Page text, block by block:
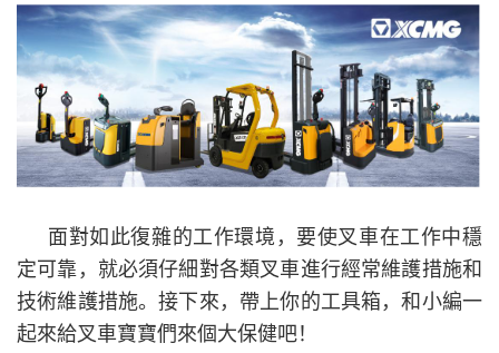
面對如此復雜的工作環境，要使叉車在工作中穩
定可靠，就必須仔細對各類叉車進行經常維護措施和
技術維護措施。接下來，帶上你的工具箱，和小編一
起來給叉車寶寶們來個大保健吧！